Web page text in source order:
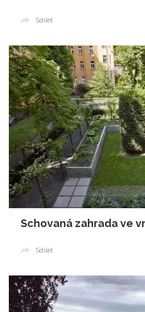
Sdílet
Schovaná zahrada ve
Sdílet